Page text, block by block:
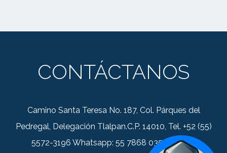
CONTÁCTANOS
Camino Santa Teresa No. 187, Col. Párques del
Pedregal, Delegación Tlalpan.C.P. 14010, Tel. +52 (55)
5572-3196 Whatsapp: 55 7868 0352 Correo: